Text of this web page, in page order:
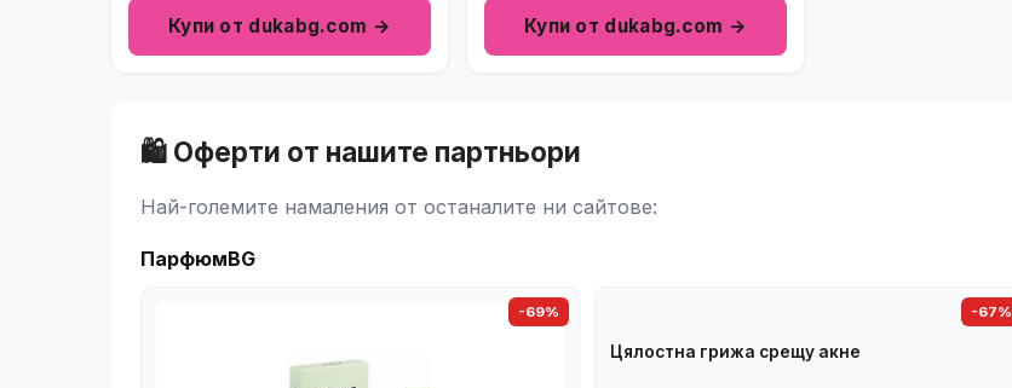
Купи от dukabg.com → Купи от dukabg.com →
🛍️ Оферти от нашите партньори
Най-големите намаления от останалите ни сайтове:
ПарфюмBG
-69% -67%
Цялостна грижа срещу акне